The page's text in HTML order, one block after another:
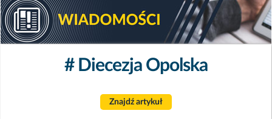
# Diecezja Opolska
Znajdź artykuł